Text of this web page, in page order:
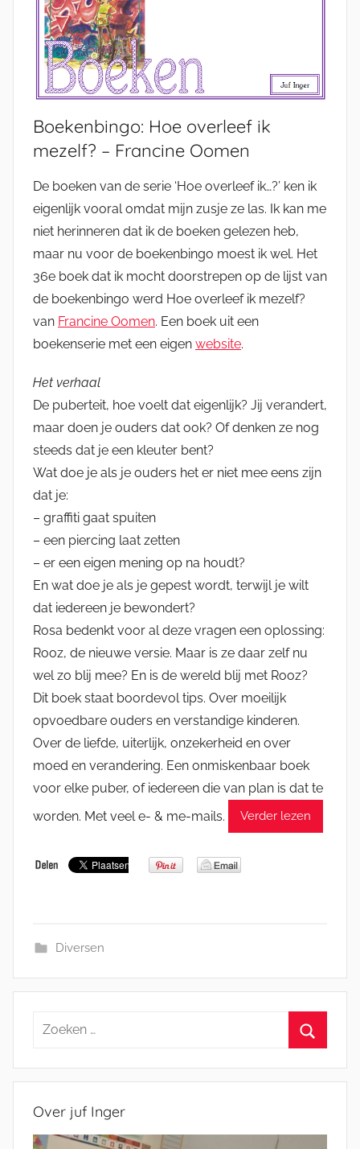
Boekenbingo: Hoe overleef ik
mezelf? – Francine Oomen
De boeken van de serie ‘Hoe overleef ik…?’ ken ik
eigenlijk vooral omdat mijn zusje ze las. Ik kan me
niet herinneren dat ik de boeken gelezen heb,
maar nu voor de boekenbingo moest ik wel. Het
36e boek dat ik mocht doorstrepen op de lijst van
de boekenbingo werd Hoe overleef ik mezelf?
van Francine Oomen. Een boek uit een
boekenserie met een eigen website.
Het verhaal
De puberteit, hoe voelt dat eigenlijk? Jij verandert,
maar doen je ouders dat ook? Of denken ze nog
steeds dat je een kleuter bent?
Wat doe je als je ouders het er niet mee eens zijn
dat je:
– graffiti gaat spuiten
– een piercing laat zetten
– er een eigen mening op na houdt?
En wat doe je als je gepest wordt, terwijl je wilt
dat iedereen je bewondert?
Rosa bedenkt voor al deze vragen een oplossing:
Rooz, de nieuwe versie. Maar is ze daar zelf nu
wel zo blij mee? En is de wereld blij met Rooz?
Dit boek staat boordevol tips. Over moeilijk
opvoedbare ouders en verstandige kinderen.
Over de liefde, uiterlijk, onzekerheid en over
moed en verandering. Een onmiskenbaar boek
voor elke puber, of iedereen die van plan is dat te
worden. Met veel e- & me-mails.
Verder lezen
Diversen
Zoeken
Over juf Inger